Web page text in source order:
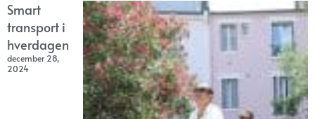
Smart
transport i
hverdagen
december 28,
2024